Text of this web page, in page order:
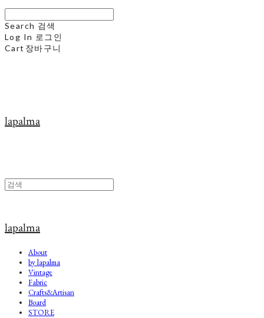
Search 검색
Log In 로그인
Cart 장바구니
lapalma
lapalma
About
by lapalma
Vintage
Fabric
Crafts&Artisan
Board
STORE